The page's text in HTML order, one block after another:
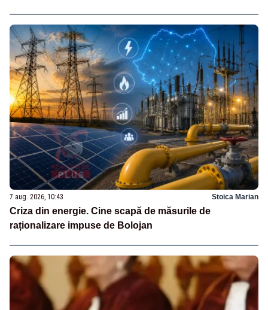
7 aug. 2026, 10:43 Stoica Marian
Criza din energie. Cine scapă de măsurile de
raționalizare impuse de Bolojan